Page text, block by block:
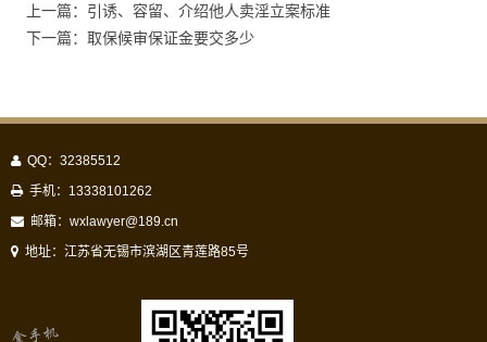
上一篇：引诱、容留、介绍他人卖淫立案标准
下一篇：取保候审保证金要交多少
QQ：32385512
手机：13338101262
邮箱： wxlawyer@189.cn
地址：江苏省无锡市滨湖区青莲路85号